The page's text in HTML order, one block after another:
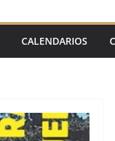
CALENDARIOS